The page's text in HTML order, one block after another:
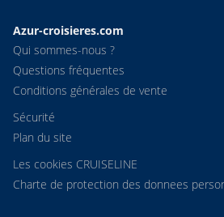
Azur-croisieres.com
Qui sommes-nous ?
Questions fréquentes
Conditions générales de vente
Sécurité
Plan du site
Les cookies CRUISELINE
Charte de protection des donnees